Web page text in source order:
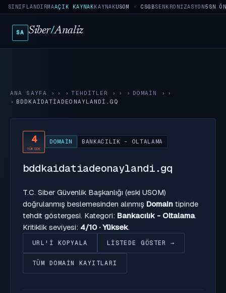
SINIFLANDIRMAAÇIK KAYNAKKAYNAKUSOM · CSGBSENKRONIZASYON5SN
SA Siber/Analiz
ANA SAYFA › TEHDITLER › DOMAIN
›
BDDKAIDATIADEONAYLANDI.GQ
4
YÜKSEK
DOMAIN BANKACILIK - OLTALAMA
bddkaidatiadeonaylandi.gq
T.C. Siber Güvenlik Başkanlığı (eski USOM)
doğrulanmış beslemesinden alınmış Domain tipinde
tehdit göstergesi. Kategori: Bankacılık - Oltalama.
Kritiklik seviyesi: 4/10 · Yüksek.
URL'I KOPYALA LISTEDE GÖSTER →
TÜM DOMAIN KAYITLARI